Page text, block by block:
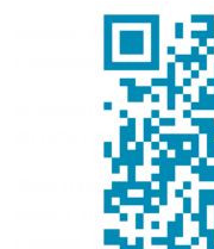
Формат встречи
гуманитарных 6-11
Встреча бесплатная,
89142877677
Дата и время: 3
Место: Детская
Ленина, 1, 3 этаж,